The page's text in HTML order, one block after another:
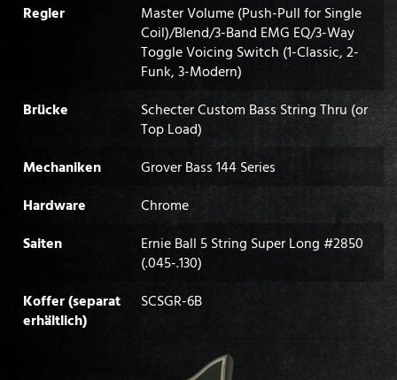
Regler
Master Volume (Push-Pull for Single
Coil)/Blend/3-Band EMG EQ/3-Way
Toggle Voicing Switch (1-Classic, 2-
Funk, 3-Modern)
Brücke
Schecter Custom Bass String Thru (or
Top Load)
Mechaniken
Grover Bass 144 Series
Hardware
Chrome
Saiten
Ernie Ball 5 String Super Long #2850
(.045-.130)
Koffer (separat
erhältlich)
SCSGR-6B